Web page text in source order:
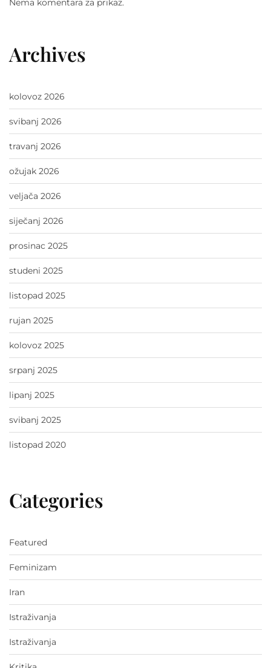
Nema komentara za prikaz.
Archives
kolovoz 2026
svibanj 2026
travanj 2026
ožujak 2026
veljača 2026
siječanj 2026
prosinac 2025
studeni 2025
listopad 2025
rujan 2025
kolovoz 2025
srpanj 2025
lipanj 2025
svibanj 2025
listopad 2020
Categories
Featured
Feminizam
Iran
Istraživanja
Istraživanja